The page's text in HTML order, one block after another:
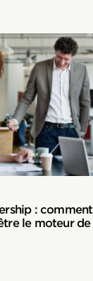
: comment
le moteur de